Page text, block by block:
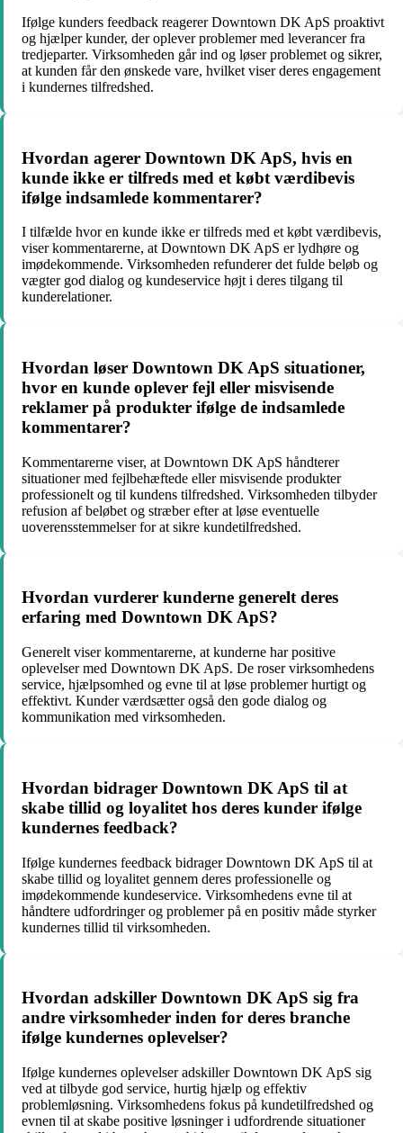
Ifølge kunders feedback reagerer Downtown DK ApS proaktivt
og hjælper kunder, der oplever problemer med leverancer fra
tredjeparter. Virksomheden går ind og løser problemet og sikrer,
at kunden får den ønskede vare, hvilket viser deres engagement
i kundernes tilfredshed.
Hvordan agerer Downtown DK ApS, hvis en
kunde ikke er tilfreds med et købt værdibevis
ifølge indsamlede kommentarer?
I tilfælde hvor en kunde ikke er tilfreds med et købt værdibevis,
viser kommentarerne, at Downtown DK ApS er lydhøre og
imødekommende. Virksomheden refunderer det fulde beløb og
vægter god dialog og kundeservice højt i deres tilgang til
kunderelationer.
Hvordan løser Downtown DK ApS situationer,
hvor en kunde oplever fejl eller misvisende
reklamer på produkter ifølge de indsamlede
kommentarer?
Kommentarerne viser, at Downtown DK ApS håndterer
situationer med fejlbehæftede eller misvisende produkter
professionelt og til kundens tilfredshed. Virksomheden tilbyder
refusion af beløbet og stræber efter at løse eventuelle
uoverensstemmelser for at sikre kundetilfredshed.
Hvordan vurderer kunderne generelt deres
erfaring med Downtown DK ApS?
Generelt viser kommentarerne, at kunderne har positive
oplevelser med Downtown DK ApS. De roser virksomhedens
service, hjælpsomhed og evne til at løse problemer hurtigt og
effektivt. Kunder værdsætter også den gode dialog og
kommunikation med virksomheden.
Hvordan bidrager Downtown DK ApS til at
skabe tillid og loyalitet hos deres kunder ifølge
kundernes feedback?
Ifølge kundernes feedback bidrager Downtown DK ApS til at
skabe tillid og loyalitet gennem deres professionelle og
imødekommende kundeservice. Virksomhedens evne til at
håndtere udfordringer og problemer på en positiv måde styrker
kundernes tillid til virksomheden.
Hvordan adskiller Downtown DK ApS sig fra
andre virksomheder inden for deres branche
ifølge kundernes oplevelser?
Ifølge kundernes oplevelser adskiller Downtown DK ApS sig
ved at tilbyde god service, hurtig hjælp og effektiv
problemløsning. Virksomhedens fokus på kundetilfredshed og
evnen til at skabe positive løsninger i udfordrende situationer